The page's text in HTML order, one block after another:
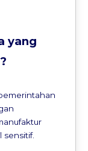
yang
pemerintahan
sensitif.